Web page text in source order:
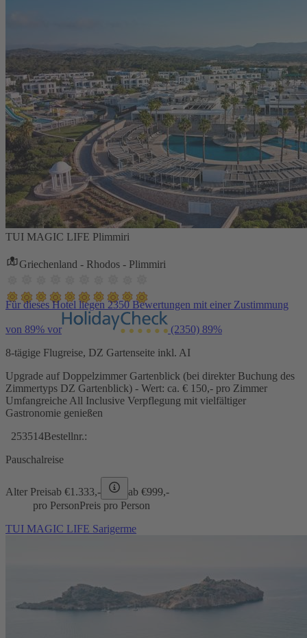
TUI MAGIC LIFE Plimmiri
Griechenland - Rhodos - Plimmiri
Für dieses Hotel liegen 2350 Bewertungen mit einer Zustimmung
von 89% vor (2350) 89%
8-tägige Flugreise, DZ Gartenseite inkl. AI
Upgrade auf Doppelzimmer Gartenblick (bei direkter Buchung des
Zimmertyps DZ Gartenblick) - Wert: ca. € 150,- pro Zimmer
Umfangreiche All Inclusive Verpflegung mit vielfältiger
Gastronomie genießen
253514Bestellnr.:
Pauschalreise
Alter Preisab €1.333,- ab €999,-
pro PersonPreis pro Person
TUI MAGIC LIFE Sarigerme